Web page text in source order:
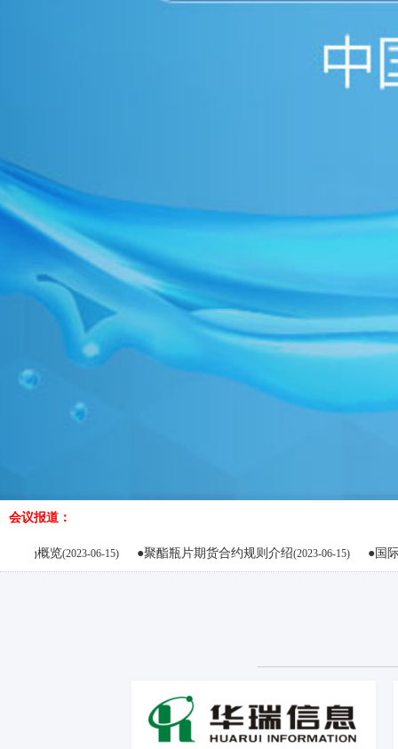
会议报道：
(2023-06-15) ●聚酯瓶片期货合约规则介绍(2023-06-15) ●国际原油行情